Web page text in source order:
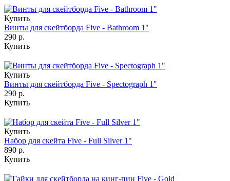
Купить
Винты для скейтборда Five - Bathroom 1"
290 р.
Купить
Купить
Винты для скейтборда Five - Spectograph 1"
290 р.
Купить
Купить
Набор для скейта Five - Full Silver 1"
890 р.
Купить